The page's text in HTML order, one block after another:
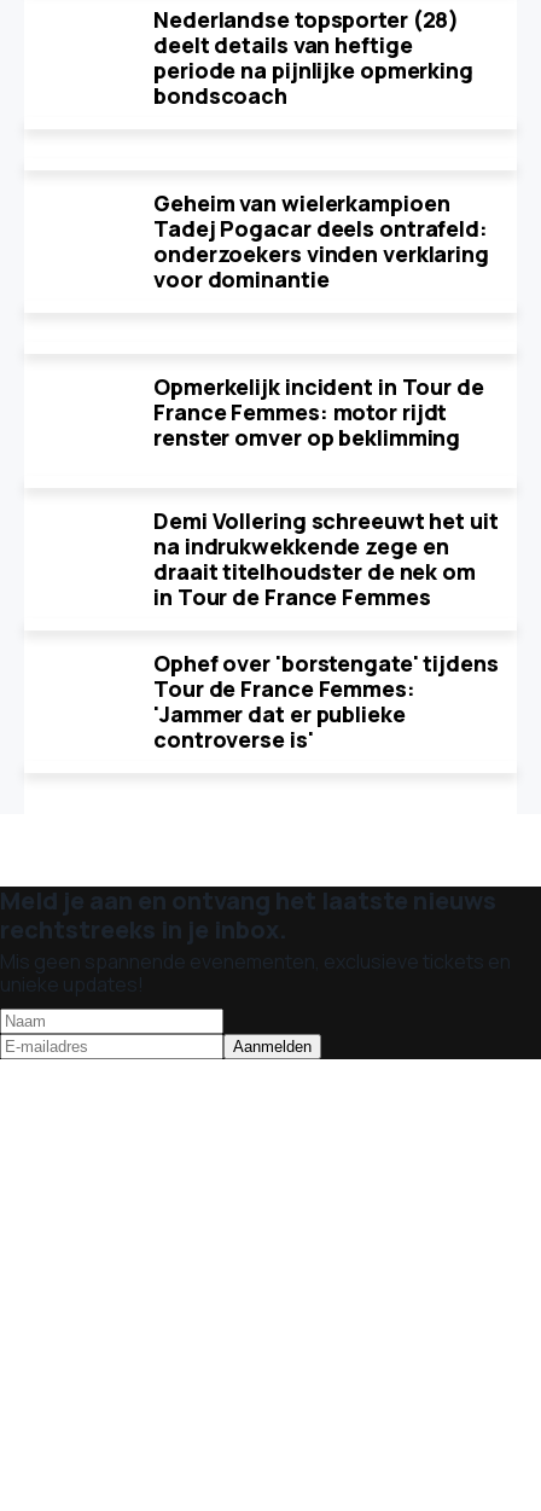
Nederlandse topsporter (28)
deelt details van heftige
periode na pijnlijke opmerking
bondscoach
Geheim van wielerkampioen
Tadej Pogacar deels ontrafeld:
onderzoekers vinden verklaring
voor dominantie
Opmerkelijk incident in Tour de
France Femmes: motor rijdt
renster omver op beklimming
Demi Vollering schreeuwt het uit
na indrukwekkende zege en
draait titelhoudster de nek om
in Tour de France Femmes
Ophef over 'borstengate' tijdens
Tour de France Femmes:
'Jammer dat er publieke
controverse is'
Meld je aan en ontvang het laatste nieuws
rechtstreeks in je inbox.
Mis geen spannende evenementen, exclusieve tickets en
unieke updates!